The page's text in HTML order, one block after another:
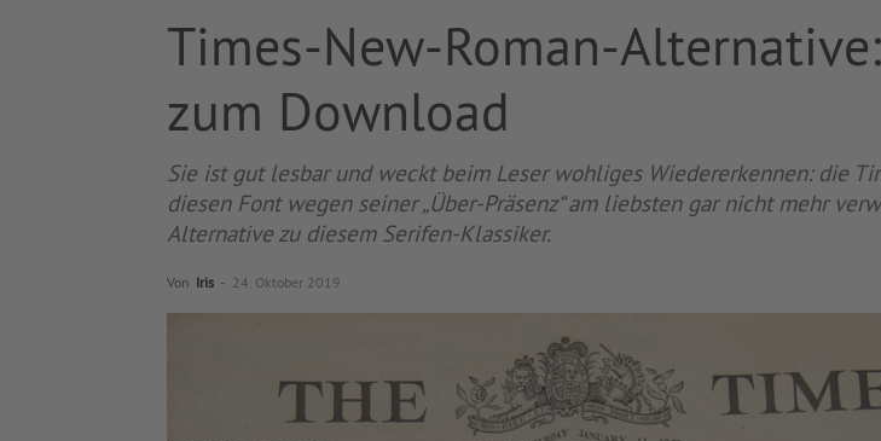
Times-New-Roman-
zum Download
Sie ist gut lesbar und weckt beim Leser wohliges Wiedererkennen: die
diesen Font wegen seiner „Über-Präsenz“ am liebsten gar nicht mehr
Alternative zu diesem Serifen-Klassiker.
Von Iris - 24. Oktober 2019